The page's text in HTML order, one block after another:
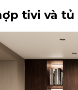
tivi và